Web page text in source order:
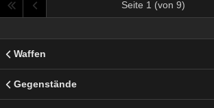
Seite 1 (von 9)
Waffen
Gegenstände